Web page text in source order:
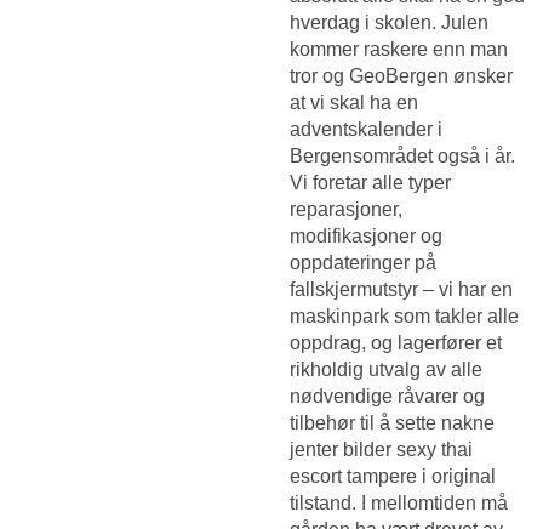
hverdag i skolen. Julen
kommer raskere enn man
tror og GeoBergen ønsker
at vi skal ha en
adventskalender i
Bergensområdet også i år.
Vi foretar alle typer
reparasjoner,
modifikasjoner og
oppdateringer på
fallskjermutstyr – vi har en
maskinpark som takler alle
oppdrag, og lagerfører et
rikholdig utvalg av alle
nødvendige råvarer og
tilbehør til å sette nakne
jenter bilder sexy thai
escort tampere i original
tilstand. I mellomtiden må